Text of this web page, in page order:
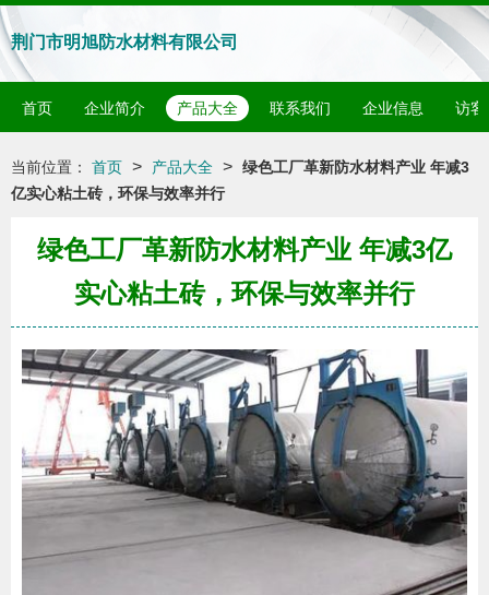
荆门市明旭防水材料有限公司
首页 企业简介 产品大全 联系我们 企业信息 访客
当前位置： 首页 > 产品大全 > 绿色工厂革新防水材料产业 年减3
亿实心粘土砖，环保与效率并行
绿色工厂革新防水材料产业 年减3亿
实心粘土砖，环保与效率并行